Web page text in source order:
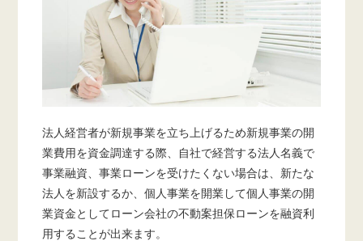
法人経営者が新規事業を立ち上げるため新規事業の開
業費用を資金調達する際、自社で経営する法人名義で
事業融資、事業ローンを受けたくない場合は、新たな
法人を新設するか、個人事業を開業して個人事業の開
業資金としてローン会社の不動案担保ローンを融資利
用することが出来ます。